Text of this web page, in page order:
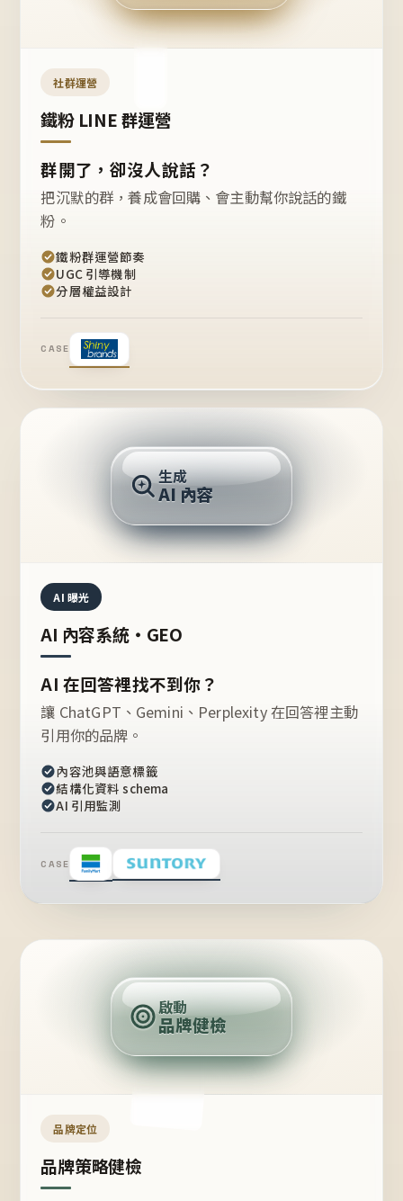
開團
嗎？
社群運營
鐵粉 LINE 群運營
群開了，卻沒人說話？
把沉默的群，養成會回購、會主動幫你說話的鐵
粉。
鐵粉群運營節奏
UGC 引導機制
分層權益設計
CASE
推薦的台灣品牌？
生成
AI 內容
AI 曝光
AI 內容系統・GEO
AI 在回答裡找不到你？
讓 ChatGPT、Gemini、Perplexity 在回答裡主動
引用你的品牌。
內容池與語意標籤
結構化資料 schema
AI 引用監測
CASE
定
位
點
啟動
品牌健檢
品牌定位
品牌策略健檢